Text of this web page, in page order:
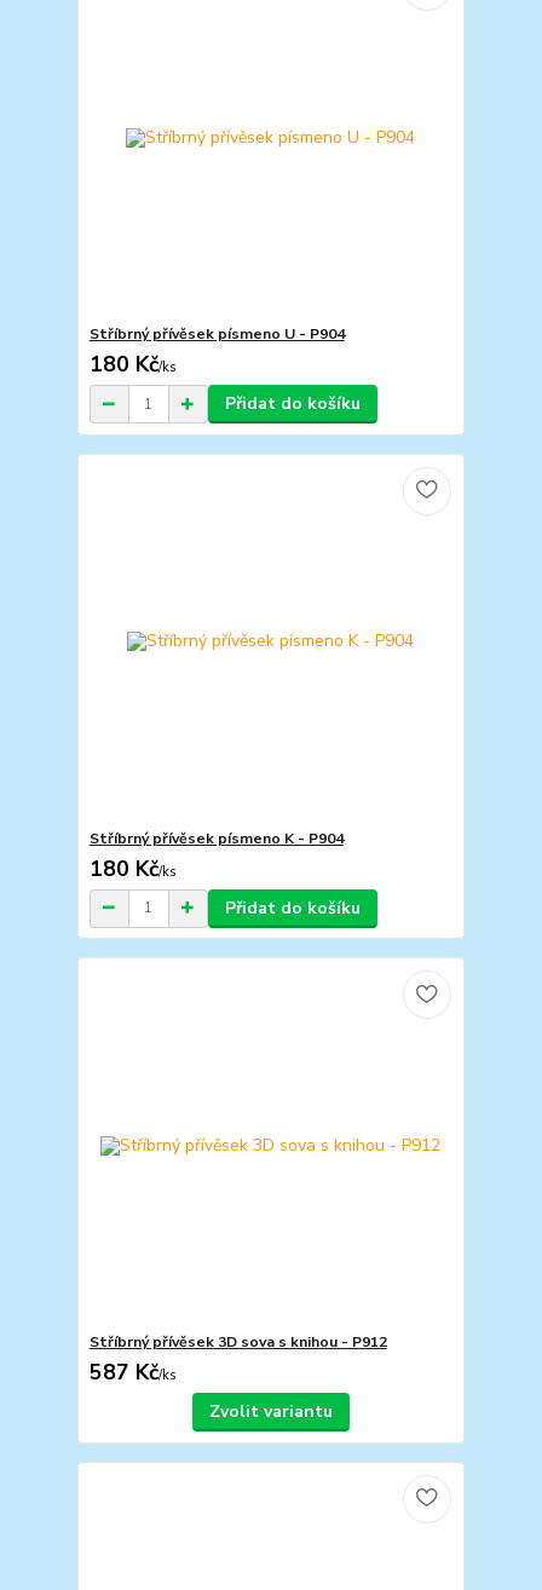
Stříbrný přívěsek písmeno U - P904
180 Kč/ks
Přidat do košíku
Stříbrný přívěsek písmeno K - P904
180 Kč/ks
Přidat do košíku
Stříbrný přívěsek 3D sova s knihou - P912
587 Kč/ks
Zvolit variantu